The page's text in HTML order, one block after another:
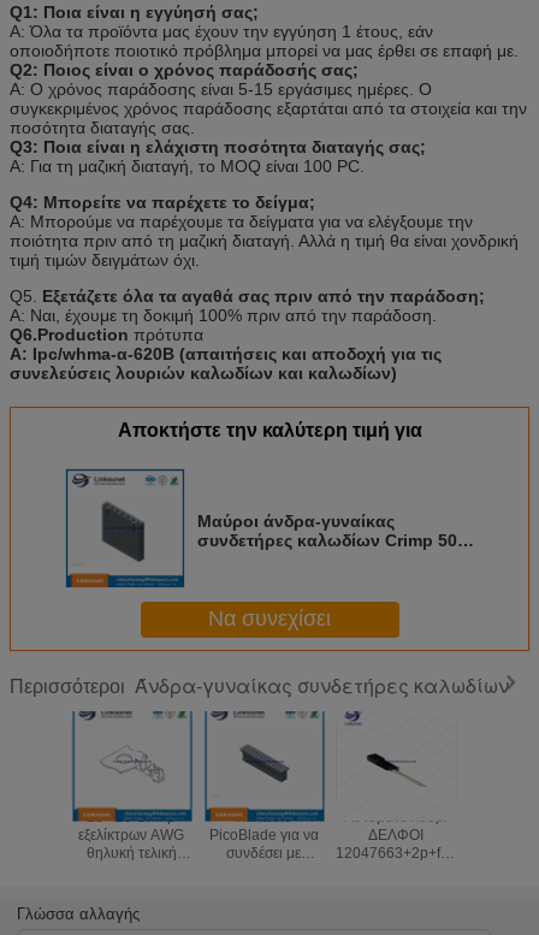
Q1: Ποια είναι η εγγύησή σας;
Α: Όλα τα προϊόντα μας έχουν την εγγύηση 1 έτους, εάν
οποιοδήποτε ποιοτικό πρόβλημα μπορεί να μας έρθει σε επαφή με.
Q2: Ποιος είναι ο χρόνος παράδοσής σας;
Α: Ο χρόνος παράδοσης είναι 5-15 εργάσιμες ημέρες. Ο
συγκεκριμένος χρόνος παράδοσης εξαρτάται από τα στοιχεία και την
ποσότητα διαταγής σας.
Q3: Ποια είναι η ελάχιστη ποσότητα διαταγής σας;
Α: Για τη μαζική διαταγή, το MOQ είναι 100 PC.
Q4: Μπορείτε να παρέχετε το δείγμα;
Α: Μπορούμε να παρέχουμε τα δείγματα για να ελέγξουμε την
ποιότητα πριν από τη μαζική διαταγή. Αλλά η τιμή θα είναι χονδρική
τιμή τιμών δειγμάτων όχι.
Q5. Εξετάζετε όλα τα αγαθά σας πριν από την παράδοση;
Α: Ναι, έχουμε τη δοκιμή 100% πριν από την παράδοση.
Q6.Production πρότυπα
Α: Ipc/whma-α-620B (απαιτήσεις και αποδοχή για τις
συνελεύσεις λουριών καλωδίων και καλωδίων)
Αποκτήστε την καλύτερη τιμή για
Μαύροι άνδρα-γυναίκας
συνδετήρες καλωδίων Crimp 50 -
Να συνεχίσει
Περισσότεροι Άνδρα-γυναίκας συνδετήρες καλωδίων
26 - 28 Crimp
εξελίκτρων AWG
θηλυκή τελική
8000 1.25mm
Καλώδιο
PicoBlade για να
συνδέσει με
Αυτόματο λουρί
ΔΕΛΦΟΙ
12047663+2p+flry-
Γλώσσα αλλαγής